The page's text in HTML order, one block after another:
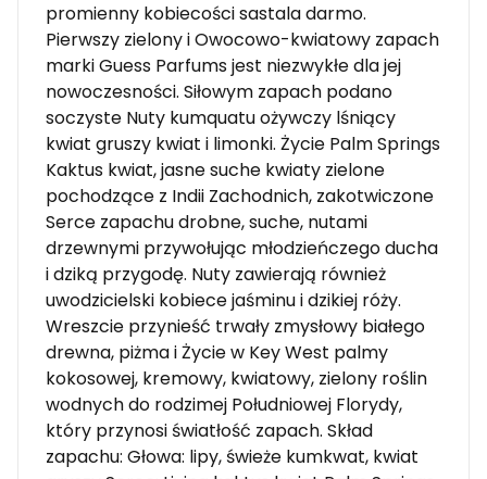
promienny kobiecości sastala darmo.
Pierwszy zielony i Owocowo-kwiatowy zapach
marki Guess Parfums jest niezwykłe dla jej
nowoczesności. Siłowym zapach podano
soczyste Nuty kumquatu ożywczy lśniący
kwiat gruszy kwiat i limonki. Życie Palm Springs
Kaktus kwiat, jasne suche kwiaty zielone
pochodzące z Indii Zachodnich, zakotwiczone
Serce zapachu drobne, suche, nutami
drzewnymi przywołując młodzieńczego ducha
i dziką przygodę. Nuty zawierają również
uwodzicielski kobiece jaśminu i dzikiej róży.
Wreszcie przynieść trwały zmysłowy białego
drewna, piżma i Życie w Key West palmy
kokosowej, kremowy, kwiatowy, zielony roślin
wodnych do rodzimej Południowej Florydy,
który przynosi światłość zapach. Skład
zapachu: Głowa: lipy, świeże kumkwat, kwiat